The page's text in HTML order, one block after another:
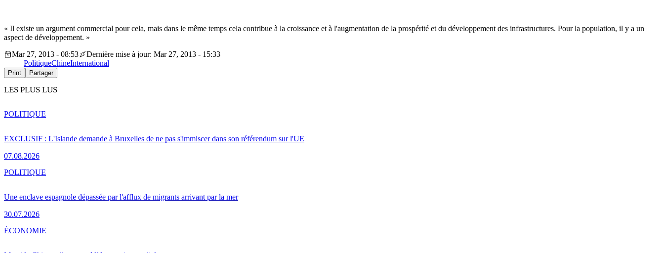
« Il existe un argument commercial pour cela, mais dans le même temps cela contribue à la croissance et à l'augmentation de la prospérité et du développement des infrastructures. Pour la population, il y a un
aspect de développement. »
Mar 27, 2013 - 08:53
Dernière mise à jour: Mar 27, 2013 - 15:33
PolitiqueChineInternational
Print Partager
LES PLUS LUS
EXCLUSIF : L'Islande demande à Bruxelles de ne pas s'immiscer dans son référendum sur l'UE
07.08.2026
POLITIQUE
Une enclave espagnole dépassée par l'afflux de migrants arrivant par la mer
30.07.2026
POLITIQUE
ÉCONOMIE